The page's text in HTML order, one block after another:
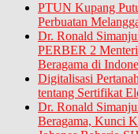
PTUN Kupang
Perbuatan
Dr. Ronald
PERBER 2
Beragama di
Digitalisasi
tentang Sertifikat
Dr. Ronald
Beragama, Kunci